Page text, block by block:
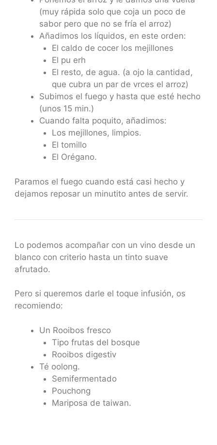
(muy rápida solo que coja un poco de
sabor pero que no se fría el arroz)
Añadimos los líquidos, en este orden:
El caldo de cocer los mejillones
El pu erh
El resto, de agua. (a ojo la cantidad,
que cubra un par de vrces el arroz)
Subimos el fuego y hasta que esté hecho
(unos 15 min.)
Cuando falta poquito, añadimos:
Los mejillones, limpios.
El tomillo
El Orégano.
Paramos el fuego cuando está casi hecho y
dejamos reposar un minutito antes de servir.
Lo podemos acompañar con un vino desde un
blanco con criterio hasta un tinto suave
afrutado.
Pero si queremos darle el toque infusión, os
recomiendo:
Un Rooibos fresco
Tipo frutas del bosque
Rooibos digestiv
Té oolong.
Semifermentado
Pouchong
Mariposa de taiwan.